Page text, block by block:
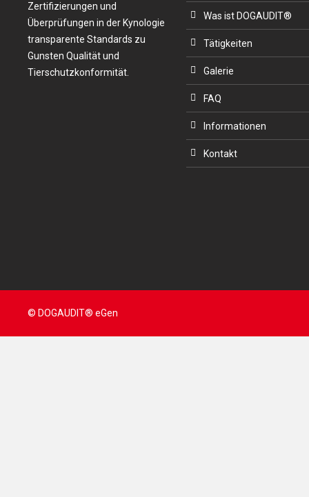
Zertifizierungen und
Überprüfungen in der Kynologie
transparente Standards zu
Gunsten Qualität und
Tierschutzkonformität.
Was ist DOGAUDIT®
Tätigkeiten
Galerie
FAQ
Informationen
Kontakt
© DOGAUDIT® eGen